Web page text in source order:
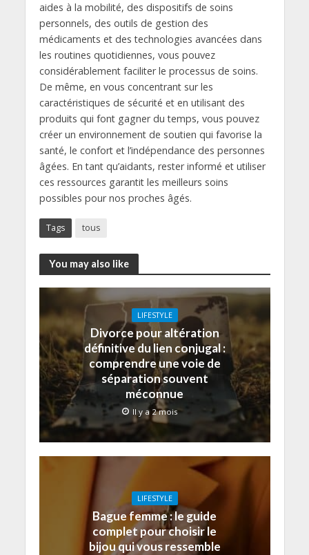
aides à la mobilité, des dispositifs de soins
personnels, des outils de gestion des
médicaments et des technologies avancées dans
les routines quotidiennes, vous pouvez
considérablement faciliter le processus de soins.
De même, en vous concentrant sur les
caractéristiques de sécurité et en utilisant des
produits qui font gagner du temps, vous pouvez
créer un environnement de soutien qui favorise la
santé, le confort et l’indépendance des personnes
âgées. En tant qu’aidants, rester informé et utiliser
ces ressources garantit les meilleurs soins
possibles pour nos proches âgés.
Tags tous
You may also like
LIFESTYLE
Divorce pour altération
définitive du lien conjugal :
comprendre une voie de
séparation souvent
méconnue
Il y a 2 mois
LIFESTYLE
Bague femme : le guide
complet pour choisir le
bijou qui vous ressemble